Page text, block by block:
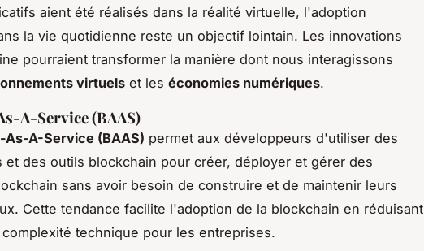
aient été réalisés dans la réalité virtuelle, l'adoption
la vie quotidienne reste un objectif lointain. Les innovations
pourraient transformer la manière dont nous interagissons
virtuels et les économies numériques.
A-Service (BAAS)
As-A-Service (BAAS) permet aux développeurs d'utiliser des
et des outils blockchain pour créer, déployer et gérer des
sans avoir besoin de construire et de maintenir leurs
Cette tendance facilite l'adoption de la blockchain en réduisant
technique pour les entreprises.